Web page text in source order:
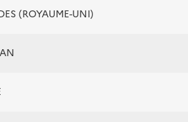
(ROYAUME-UNI)